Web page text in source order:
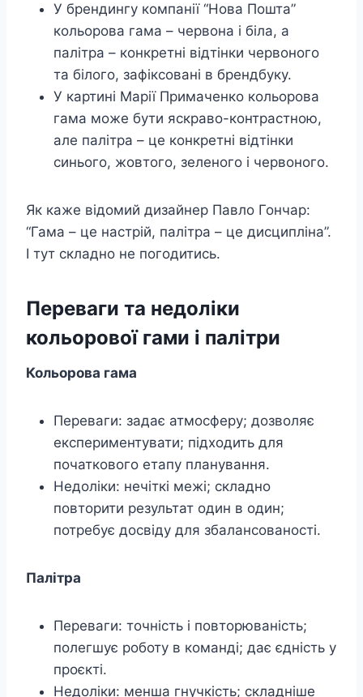
У брендингу компанії “Нова Пошта”
кольорова гама – червона і біла, а
палітра – конкретні відтінки червоного
та білого, зафіксовані в брендбуку.
У картині Марії Примаченко кольорова
гама може бути яскраво-контрастною,
але палітра – це конкретні відтінки
синього, жовтого, зеленого і червоного.
Як каже відомий дизайнер Павло Гончар:
“Гама – це настрій, палітра – це дисципліна”.
І тут складно не погодитись.
Переваги та недоліки
кольорової гами і палітри
Кольорова гама
Переваги: задає атмосферу; дозволяє
експериментувати; підходить для
початкового етапу планування.
Недоліки: нечіткі межі; складно
повторити результат один в один;
потребує досвіду для збалансованості.
Палітра
Переваги: точність і повторюваність;
полегшує роботу в команді; дає єдність у
проєкті.
Недоліки: менша гнучкість; складніше